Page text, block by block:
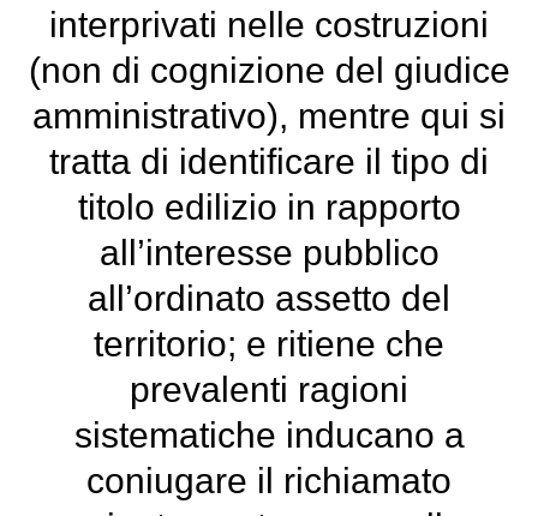
interprivati nelle costruzioni
(non di cognizione del giudice
amministrativo), mentre qui si
tratta di identificare il tipo di
titolo edilizio in rapporto
all’interesse pubblico
all’ordinato assetto del
territorio; e ritiene che
prevalenti ragioni
sistematiche inducano a
coniugare il richiamato